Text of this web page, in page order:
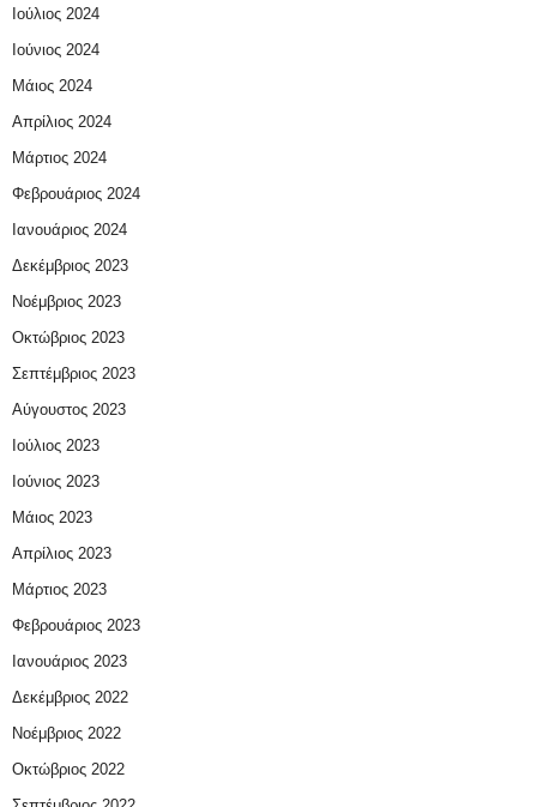
Ιούλιος 2024
Ιούνιος 2024
Μάιος 2024
Απρίλιος 2024
Μάρτιος 2024
Φεβρουάριος 2024
Ιανουάριος 2024
Δεκέμβριος 2023
Νοέμβριος 2023
Οκτώβριος 2023
Σεπτέμβριος 2023
Αύγουστος 2023
Ιούλιος 2023
Ιούνιος 2023
Μάιος 2023
Απρίλιος 2023
Μάρτιος 2023
Φεβρουάριος 2023
Ιανουάριος 2023
Δεκέμβριος 2022
Νοέμβριος 2022
Οκτώβριος 2022